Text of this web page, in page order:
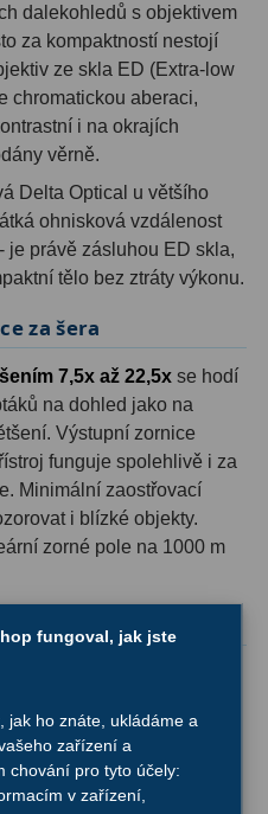
dalekohledů s objektivem
za kompaktností nestojí
ze skla ED (Extra-low
chromatickou aberaci,
i na okrajích
věrně.
Delta Optical u většího
ohnisková vzdálenost
je právě zásluhou ED skla,
tělo bez ztráty výkonu.
za šera
7,5x až 22,5x se hodí
na dohled jako na
Výstupní zornice
funguje spolehlivě i za
Minimální zaostřovací
i blízké objekty.
zorné pole na 1000 m
suchým dusíkem, který
i při prudkých změnách
připevnění ke
při delším pozorování
dodávky je přepravní
fungoval, jak jste
jak ho znáte, ukládáme a
zařízení a
chování pro tyto účely:
v zařízení,